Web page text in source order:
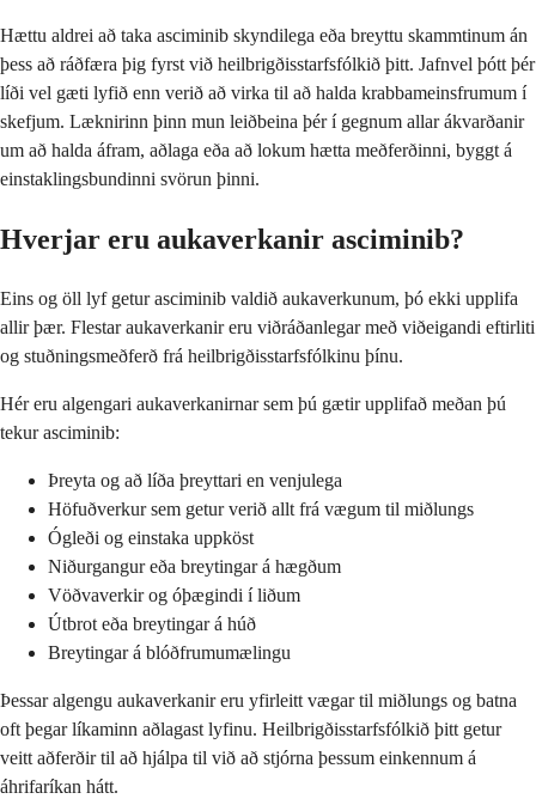
Hættu aldrei að taka asciminib skyndilega eða breyttu skammtinum án
þess að ráðfæra þig fyrst við heilbrigðisstarfsfólkið þitt. Jafnvel þótt þér
líði vel gæti lyfið enn verið að virka til að halda krabbameinsfrumum í
skefjum. Læknirinn þinn mun leiðbeina þér í gegnum allar ákvarðanir
um að halda áfram, aðlaga eða að lokum hætta meðferðinni, byggt á
einstaklingsbundinni svörun þinni.
Hverjar eru aukaverkanir asciminib?
Eins og öll lyf getur asciminib valdið aukaverkunum, þó ekki upplifa
allir þær. Flestar aukaverkanir eru viðráðanlegar með viðeigandi eftirliti
og stuðningsmeðferð frá heilbrigðisstarfsfólkinu þínu.
Hér eru algengari aukaverkanirnar sem þú gætir upplifað meðan þú
tekur asciminib:
Þreyta og að líða þreyttari en venjulega
Höfuðverkur sem getur verið allt frá vægum til miðlungs
Ógleði og einstaka uppköst
Niðurgangur eða breytingar á hægðum
Vöðvaverkir og óþægindi í liðum
Útbrot eða breytingar á húð
Breytingar á blóðfrumumælingu
Þessar algengu aukaverkanir eru yfirleitt vægar til miðlungs og batna
oft þegar líkaminn aðlagast lyfinu. Heilbrigðisstarfsfólkið þitt getur
veitt aðferðir til að hjálpa til við að stjórna þessum einkennum á
áhrifaríkan hátt.